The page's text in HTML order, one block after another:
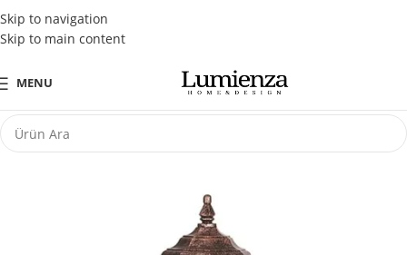
Skip to navigation
Skip to main content
Tüm Kredi Kartlarına Peşin Fiyatına 3 Taksit Fırsatı
MENU